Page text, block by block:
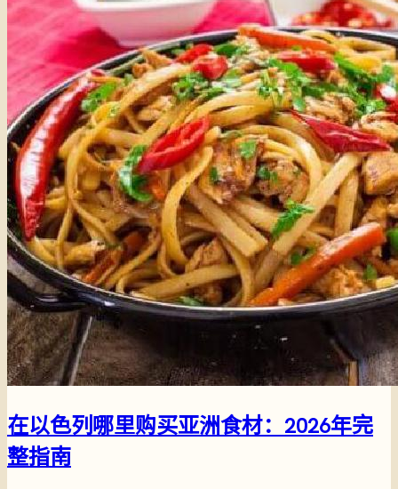
在以色列哪里购买亚洲食材：2026年完
整指南